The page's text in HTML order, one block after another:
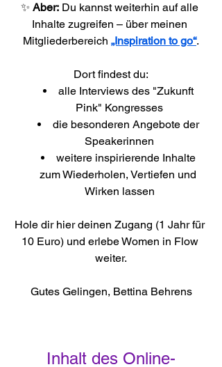
✨ Aber: Du kannst weiterhin auf alle
Inhalte zugreifen – über meinen
Mitgliederbereich „Inspiration to go“.
Dort findest du:
alle Interviews des "Zukunft
Pink" Kongresses
die besonderen Angebote der
Speakerinnen
weitere inspirierende Inhalte
zum Wiederholen, Vertiefen und
Wirken lassen
Hole dir hier deinen Zugang (1 Jahr für
10 Euro) und erlebe Women in Flow
weiter.
Gutes Gelingen, Bettina Behrens
Inhalt des Online-